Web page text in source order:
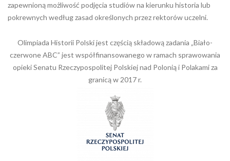
zapewnioną możliwość podjęcia studiów na kierunku historia lub
pokrewnych według zasad określonych przez rektorów uczelni.
Olimpiada Historii Polski jest częścią składową zadania „Biało-
czerwone ABC” jest współfinansowanego w ramach sprawowania
opieki Senatu Rzeczypospolitej Polskiej nad Polonią i Polakami za
granicą w 2017 r.